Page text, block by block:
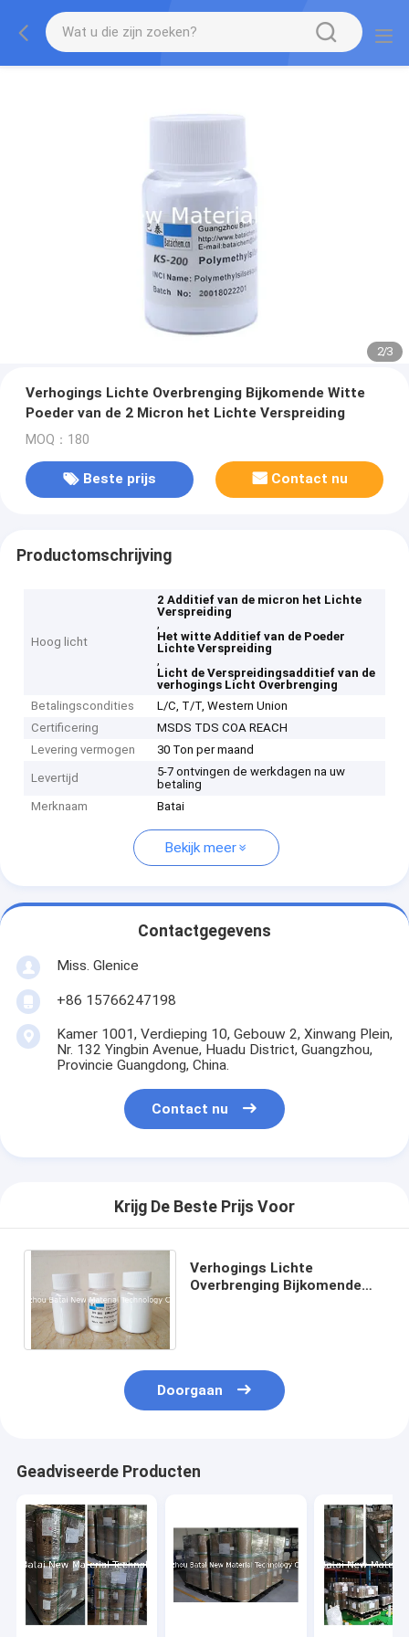
2/3
Verhogings Lichte Overbrenging Bijkomende Witte
Poeder van de 2 Micron het Lichte Verspreiding
MOQ：180
Beste prijs Contact nu
Productomschrijving
Hoog licht
2 Additief van de micron het Lichte
Verspreiding
,
Het witte Additief van de Poeder
Lichte Verspreiding
,
Licht de Verspreidingsadditief van de
verhogings Licht Overbrenging
Betalingscondities
L/C, T/T, Western Union
Certificering
MSDS TDS COA REACH
Levering vermogen
30 Ton per maand
Levertijd
5-7 ontvingen de werkdagen na uw
betaling
Merknaam
Batai
Bekijk meer
Contactgegevens
Miss. Glenice
+86 15766247198
Kamer 1001, Verdieping 10, Gebouw 2, Xinwang Plein,
Nr. 132 Yingbin Avenue, Huadu District, Guangzhou,
Provincie Guangdong, China.
Contact nu
Krijg De Beste Prijs Voor
Verhogings Lichte
Overbrenging Bijkomende
Doorgaan
Geadviseerde Producten